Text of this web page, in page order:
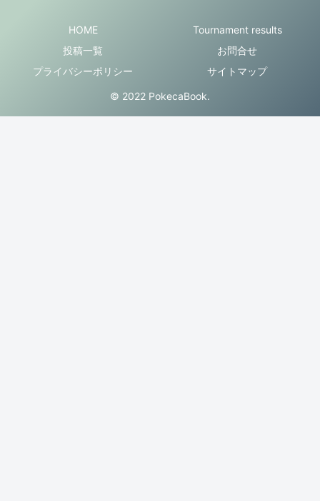
HOME
Tournament results
投稿一覧
お問合せ
プライバシーポリシー
サイトマップ
© 2022 PokecaBook.